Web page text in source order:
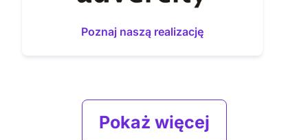
Poznaj naszą realizację
Pokaż więcej